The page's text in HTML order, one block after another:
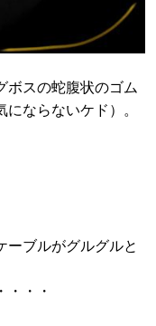
ボスの蛇腹状のゴム
ならないケド）。
ーブルがグルグルと
・・・